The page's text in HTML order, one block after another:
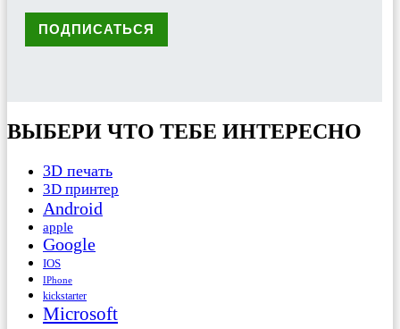
ВЫБЕРИ ЧТО ТЕБЕ ИНТЕРЕСНО
3D печать
3D принтер
Android
apple
Google
IOS
IPhone
kickstarter
Microsoft